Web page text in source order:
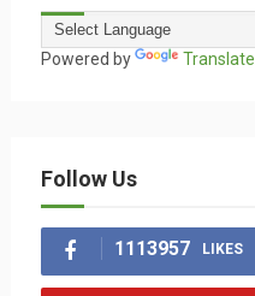
Powered by Translate
Follow Us
1113957 LIKES